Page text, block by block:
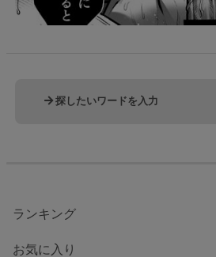
ランキング
お気に入り